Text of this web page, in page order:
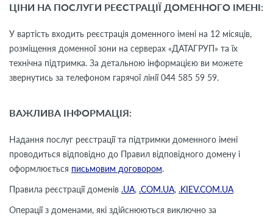
ЦІНИ НА ПОСЛУГИ РЕЄСТРАЦІЇ ДОМЕННОГО ІМЕНІ:
У вартість входить реєстрація доменного імені на 12 місяців,
розміщення доменної зони на серверах «ДАТАГРУП» та їх
технічна підтримка. За детальною інформацією ви можете
звернутись за телефоном гарячої лінії 044 585 59 59.
ВАЖЛИВА ІНФОРМАЦІЯ:
Надання послуг реєстрації та підтримки доменного імені
проводиться відповідно до Правил відповідного домену і
оформлюється письмовим договором.
Правила реєстрації доменів .UA, .COM.UA, .KIEV.COM.UA
Операції з доменами, які здійснюються виключно за